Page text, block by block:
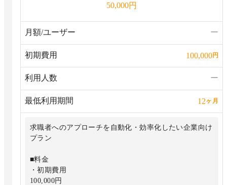
50,000円
月額/ユーザー ー
初期費用 100,000円
利用人数 ー
最低利用期間 12ヶ月
求職者へのアプローチを自動化・効率化したい企業向け
プラン
■料金
・初期費用
100,000円